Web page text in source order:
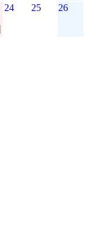
24 25 26